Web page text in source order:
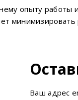
опыту
Ваш адрес